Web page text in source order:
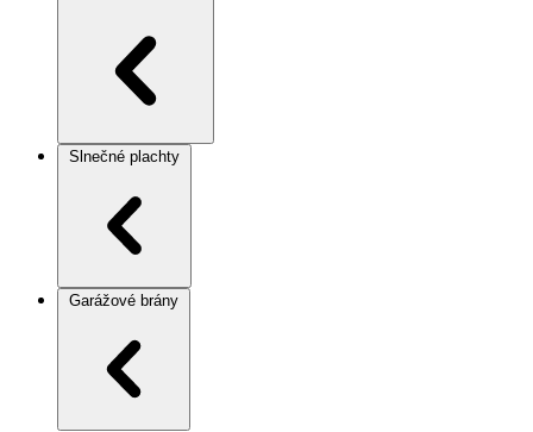
Slnečné plachty
Garážové brány